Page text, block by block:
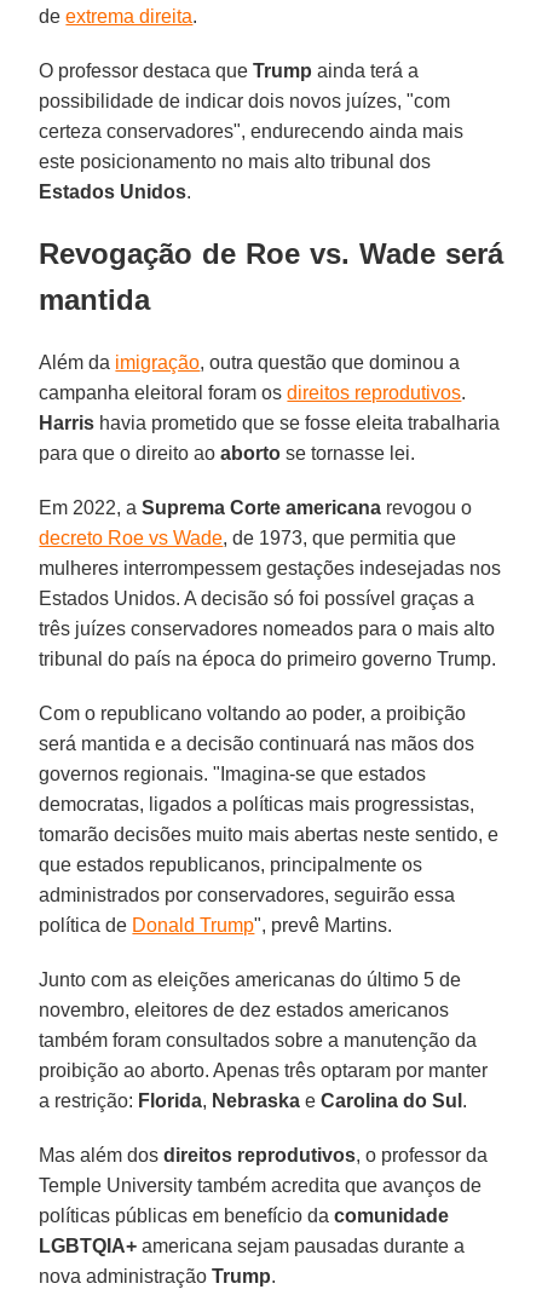
deextrema direita.
O professor destaca queTrump ainda terá a
possibilidade de indicar dois novos juízes, "com
certeza conservadores", endurecendo ainda mais
este posicionamento no mais alto tribunal dos
Estados Unidos.
Revogação de Roe vs. Wade será
mantida
Além da imigração, outra questão que dominou a
campanha eleitoral foram osdireitos reprodutivos.
Harris havia prometido que se fosse eleita trabalharia
para que o direito aoaborto se tornasse lei.
Em 2022, aSuprema Corte americana revogou o
decreto Roe vs Wade, de 1973, que permitia que
mulheres interrompessem gestações indesejadas nos
Estados Unidos. A decisão só foi possível graças a
três juízes conservadores nomeados para o mais alto
tribunal do país na época do primeiro governo Trump.
Com o republicano voltando ao poder, a proibição
será mantida e a decisão continuará nas mãos dos
governos regionais. "Imagina-se que estados
democratas, ligados a políticas mais progressistas,
tomarão decisões muito mais abertas neste sentido, e
que estados republicanos, principalmente os
administrados por conservadores, seguirão essa
política de Donald Trump", prevê Martins.
Junto com as eleições americanas do último 5 de
novembro, eleitores de dez estados americanos
também foram consultados sobre a manutenção da
proibição ao aborto. Apenas três optaram por manter
a restrição: Florida, Nebraska eCarolina do Sul .
Mas além dos direitos reprodutivos, o professor da
Temple University também acredita que avanços de
políticas públicas em benefício dacomunidade
LGBTQIA+ americana sejam pausadas durante a
nova administraçãoTrump.